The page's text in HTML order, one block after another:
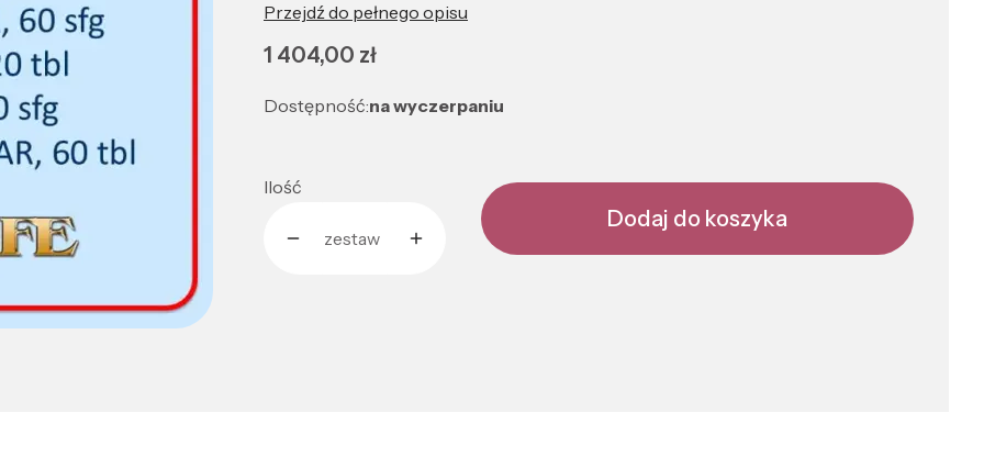
Przejdź do pełnego opisu
Cena
1 404,00 zł
Dostępność:na wyczerpaniu
Ilość
zestaw
Dodaj do koszyka